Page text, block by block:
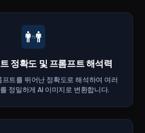
정확도 및 프롬프트 해석력
트를 뛰어난 정확도로 해석하여 여러
정밀하게 AI 이미지로 변환합니다.